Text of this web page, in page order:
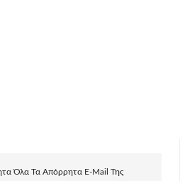
Όλα Τα Απόρρητα E-Mail Της